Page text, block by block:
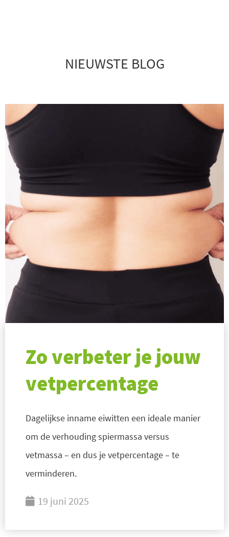
NIEUWSTE BLOG
Zo verbeter je jouw
vetpercentage
Dagelijkse inname eiwitten een ideale manier
om de verhouding spiermassa versus
vetmassa – en dus je vetpercentage – te
verminderen.
19 juni 2025